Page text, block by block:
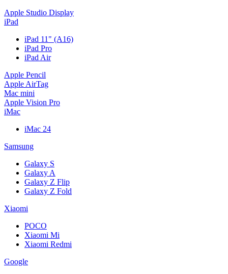
Apple Studio Display
iPad
iPad 11" (A16)
iPad Pro
iPad Air
Apple Pencil
Apple AirTag
Mac mini
Apple Vision Pro
iMac
iMac 24
Samsung
Galaxy S
Galaxy A
Galaxy Z Flip
Galaxy Z Fold
Xiaomi
POCO
Xiaomi Mi
Xiaomi Redmi
Google